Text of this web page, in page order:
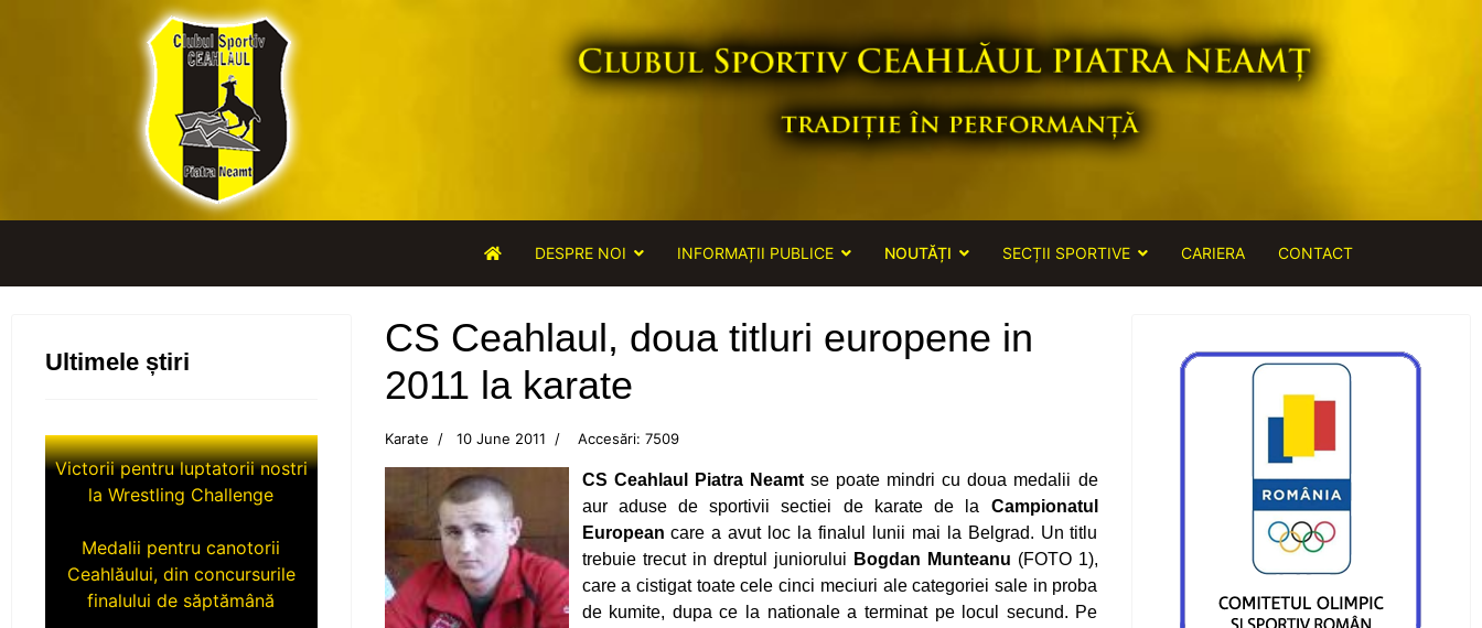
DESPRE NOI INFORMAȚII PUBLICE NOUTĂȚI SECȚII SPORTIVE CARIERA CONTACT
Ultimele știri
Victorii pentru luptatorii nostri
la Wrestling Challenge
Ceahlăului, din concursurile
finalului de săptămână
CS Ceahlaul, doua titluri europene in
2011 la karate
Karate 10 June 2011 Accesări: 7509
CS Ceahlaul Piatra Neamtse poate mindri cu doua medalii de
aur aduse de sportivii sectiei de karate de la Campionatul
European care a avut loc la finalul lunii mai la Belgrad. Un titlu
trebuie trecut in dreptul juniorului Bogdan Munteanu (FOTO 1),
care a cistigat toate cele cinci meciuri ale categoriei sale in proba
de kumite, dupa ce la nationale a terminat pe locul secund. Pe